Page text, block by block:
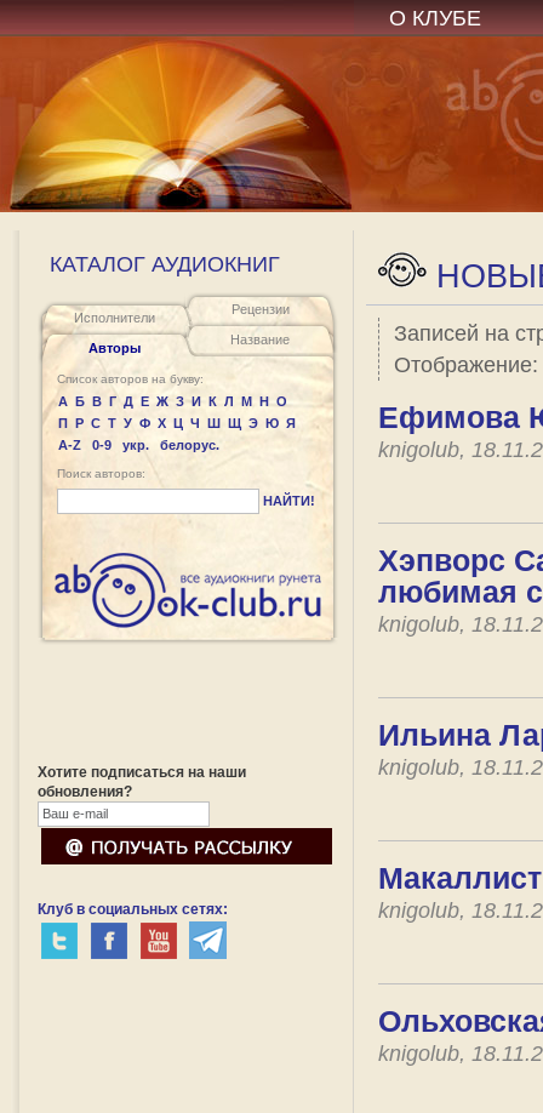
О КЛУБЕ
КАТАЛОГ АУДИОКНИГ
Исполнители
Авторы
Рецензии
Название
Список авторов на букву:
А Б В Г Д Е Ж З И К Л М Н О
П Р С Т У Ф Х Ц Ч Ш Щ Э Ю Я
A-Z
0-9 укр. белорус.
Поиск авторов:
НАЙТИ!
Хотите подписаться на наши
обновления?
Клуб в социальных сетях:
Записей на
Отображение:
Ефимова
knigolub,
Хэпворс
любимая
knigolub,
Ильина
knigolub,
knigolub,
knigolub,